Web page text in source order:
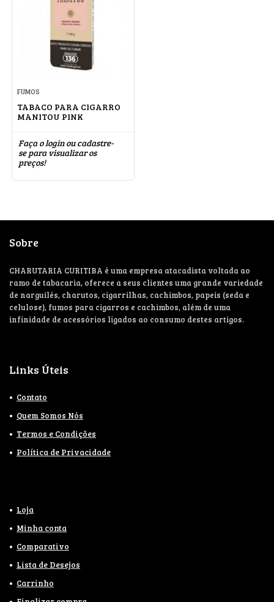
FUMOS
TABACO PARA CIGARRO
MANITOU PINK
Faça o login ou cadastre-
se para visualizar os
preços!
Sobre
CHARUTARIA CURITIBA é uma empresa atacadista voltada ao
ramo de tabacaria, oferece a seus clientes uma grande variedade
de narguilés, charutos, cigarrilhas, cachimbos, papeis (seda e
celulose), fumos para cigarros e cachimbos, além de uma
infinidade de acessórios ligados ao consumo destes artigos.
Links Úteis
Contato
Quem Somos Nós
Termos e Condições
Política de Privacidade
Loja
Minha conta
Comparativo
Lista de Desejos
Carrinho